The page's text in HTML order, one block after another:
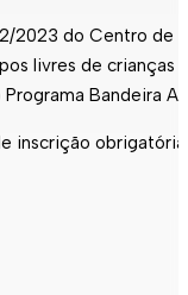
2023 do Centro de
livres de
Bandeira
inscrição